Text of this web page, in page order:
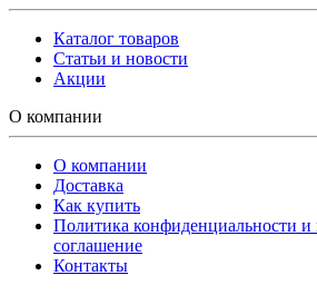
Каталог товаров
Статьи и новости
Акции
О компании
О компании
Доставка
Как купить
Политика конфиденциальности и
соглашение
Контакты